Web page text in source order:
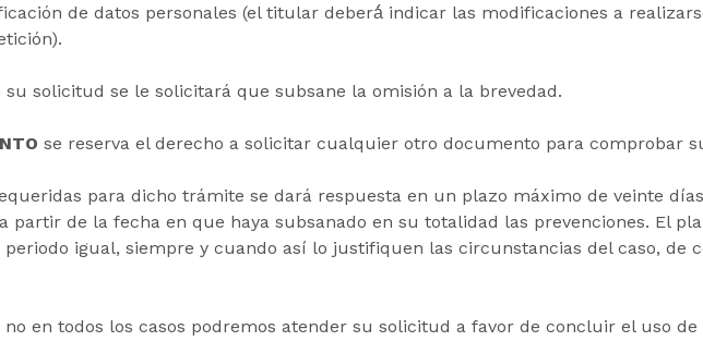
de datos personales (el titular deberá́ indicar las modificaciones a
solicitud se le solicitará que subsane la omisión a la brevedad.
se reserva el derecho a solicitar cualquier otro documento para comprobar
para dicho trámite se dará respuesta en un plazo máximo de veinte
partir de la fecha en que haya subsanado en su totalidad las prevenciones. El
igual, siempre y cuando así lo justifiquen las circunstancias del caso, de
en todos los casos podremos atender su solicitud a favor de concluir el uso